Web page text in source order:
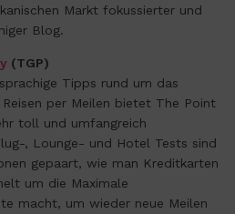
Markt fokussierter und
Blog.
(TGP)
Tipps rund um das
per Meilen bietet The Point
toll und umfangreich
, Lounge- und Hotel Tests sind
gepaart, wie man Kreditkarten
um die Maximale
macht, um wieder neue Meilen